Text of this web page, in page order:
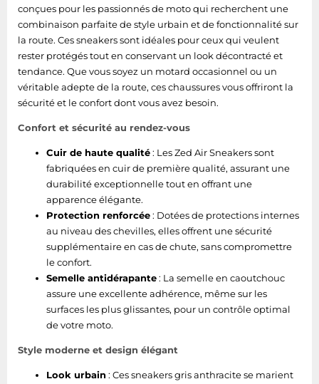
conçues pour les passionnés de moto qui recherchent une
combinaison parfaite de style urbain et de fonctionnalité sur
la route. Ces sneakers sont idéales pour ceux qui veulent
rester protégés tout en conservant un look décontracté et
tendance. Que vous soyez un motard occasionnel ou un
véritable adepte de la route, ces chaussures vous offriront la
sécurité et le confort dont vous avez besoin.
Confort et sécurité au rendez-vous
Cuir de haute qualité: Les Zed Air Sneakers sont
fabriquées en cuir de première qualité, assurant une
durabilité exceptionnelle tout en offrant une
apparence élégante.
Protection renforcée: Dotées de protections internes
au niveau des chevilles, elles offrent une sécurité
supplémentaire en cas de chute, sans compromettre
le confort.
Semelle antidérapante: La semelle en caoutchouc
assure une excellente adhérence, même sur les
surfaces les plus glissantes, pour un contrôle optimal
de votre moto.
Style moderne et design élégant
Look urbain: Ces sneakers gris anthracite se marient